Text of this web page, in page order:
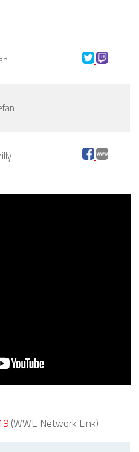
(WWE Network Link)